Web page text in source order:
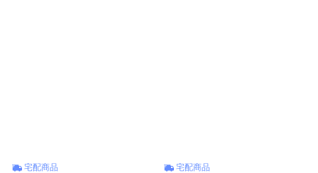
宅配商品 宅配商品